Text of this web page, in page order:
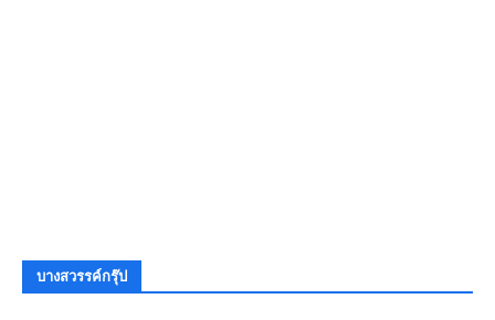
บางสวรรค์กรุ๊ป